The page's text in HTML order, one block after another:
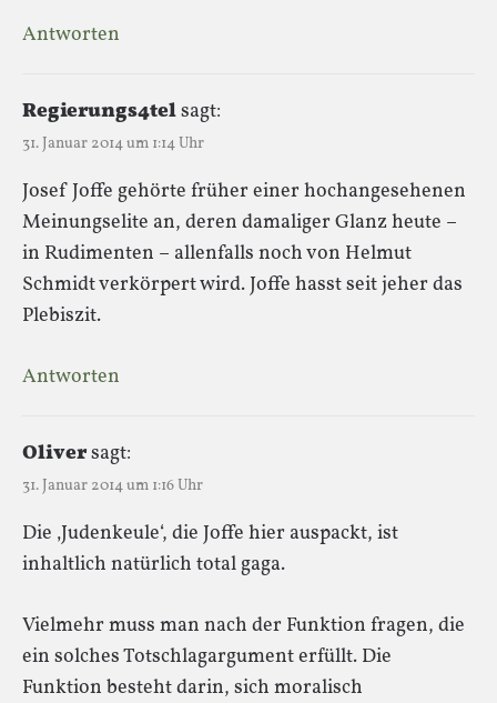
Antworten
Regierungs4telsagt:
31. Januar 2014 um 1:14 Uhr
Josef Joffe gehörte früher einer hochangesehenen
Meinungselite an, deren damaliger Glanz heute –
in Rudimenten – allenfalls noch von Helmut
Schmidt verkörpert wird. Joffe hasst seit jeher das
Plebiszit.
Antworten
Oliversagt:
31. Januar 2014 um 1:16 Uhr
Die ‚Judenkeule‘, die Joffe hier auspackt, ist
inhaltlich natürlich total gaga.
Vielmehr muss man nach der Funktion fragen, die
ein solches Totschlagargument erfüllt. Die
Funktion besteht darin, sich moralisch